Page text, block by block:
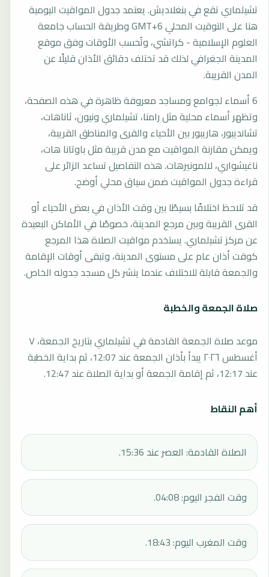
تشيلماري تقع في بنغلاديش. يعتمد جدول المواقيت اليومية
هنا على التوقيت المحلي GMT+6 وطريقة الحساب جامعة
العلوم الإسلامية - كراتشي، وتُحسب الأوقات وفق موقع
المدينة الجغرافي لذلك قد تختلف دقائق الأذان قليلًا عن
المدن القريبة.
6 أسماء لجوامع ومساجد معروفة ظاهرة في هذه الصفحة،
وتظهر أسماء محلية مثل رامنا، تشيلماري ونيون، ثاناهات،
تشانديبور، هاريبور بين الأحياء والقرى والمناطق القريبة،
ويمكن مقارنة المواقيت مع مدن قريبة مثل باوتانا هات،
ناغيشواري، لالمونيرهات. هذه التفاصيل تساعد الزائر على
قراءة جدول المواقيت ضمن سياق محلي أوضح.
قد تلاحظ اختلافًا بسيطًا بين وقت الأذان في بعض الأحياء أو
القرى القريبة وبين مرجع المدينة، خصوصًا في الأماكن البعيدة
عن مركز تشيلماري. يستخدم مواقيت الصلاة هذا المرجع
كوقت أذان عام على مستوى المدينة، وتبقى أوقات الإقامة
والجمعة قابلة للاختلاف عندما ينشر كل مسجد جدوله الخاص.
صلاة الجمعة والخطبة
موعد صلاة الجمعة القادمة في تشيلماري بتاريخ الجمعة، ٧
أغسطس ٢٠٢٦ يبدأ بأذان الجمعة عند 12:07، ثم بداية الخطبة
عند 12:17، ثم إقامة الجمعة أو بداية الصلاة عند 12:47.
أهم النقاط
الصلاة القادمة: العصر عند 15:36.
وقت الفجر اليوم: 04:08.
وقت المغرب اليوم: 18:43.